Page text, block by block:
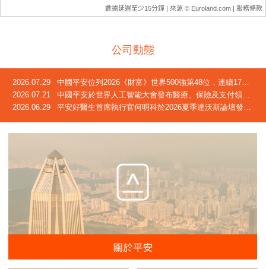
公司動態
2026.07.29
中國平安位列2026《財富》世界500強第48位，連續17年躋身榜單
2026.07.21
中國平安於世界人工智能大會發布醫療、保險及支付領域創新成果
2026.06.29
平安好醫生首席執行官何明科於2026夏季達沃斯論壇發言：中國正迎來「屬於自己的長壽時代」